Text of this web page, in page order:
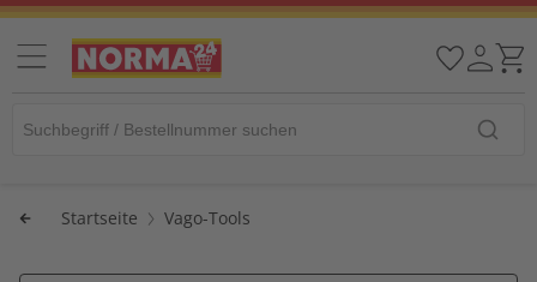
Startseite Vago-Tools